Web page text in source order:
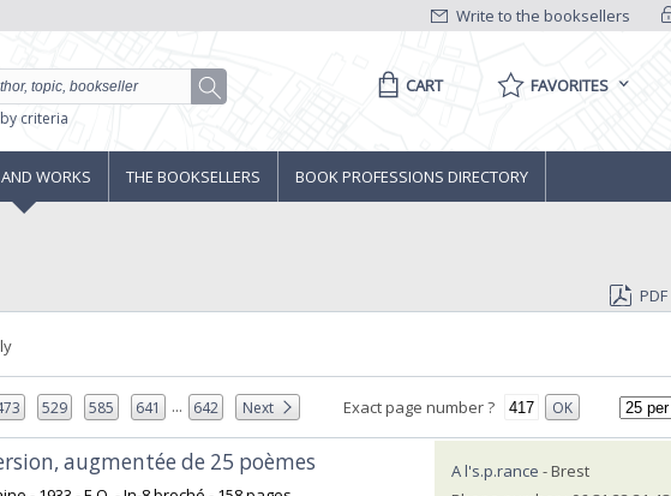
Write to the booksellers
criteria
CART FAVORITES
WORKS THE BOOKSELLERS BOOK PROFESSIONS DIRECTORY
PDF
529 585 641 ... 642 Next Exact page number ? OK
augmentée de 25 poèmes‎ A l's.p.rance - Brest